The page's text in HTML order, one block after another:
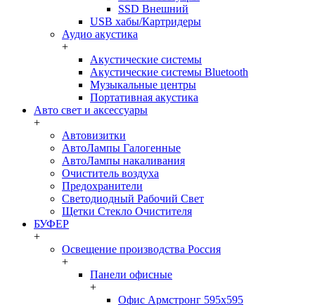
SSD Внешний
USB хабы/Картридеры
Аудио акустика
+
Акустические системы
Акустические системы Bluetooth
Музыкальные центры
Портативная акустика
Авто свет и аксессуары
+
Автовизитки
АвтоЛампы Галогенные
АвтоЛампы накаливания
Очиститель воздуха
Предохранители
Светодиодный Рабочий Свет
Щетки Стекло Очистителя
БУФЕР
+
Освещение производства Россия
+
Панели офисные
+
Офис Армстронг 595x595